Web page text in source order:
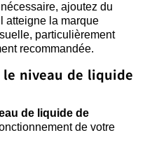
ajoutez du
atteigne la marque
particulièrement
recommandée.
niveau de liquide
de liquide de
de votre